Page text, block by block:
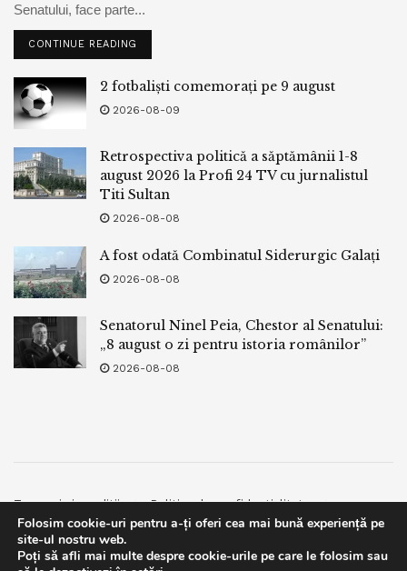
Senatului, face parte...
CONTINUE READING
2 fotbaliști comemorați pe 9 august
2026-08-09
Retrospectiva politică a săptămânii 1-8
august 2026 la Profi 24 TV cu jurnalistul
Titi Sultan
2026-08-08
A fost odată Combinatul Siderurgic Galați
2026-08-08
Senatorul Ninel Peia, Chestor al Senatului:
„8 august o zi pentru istoria românilor”
2026-08-08
Termeni si conditii
Politica de confidentialitate
Facebook
Contact
© 2019bpnews- Business & Politics Newsbpnews.
Folosim cookie-uri pentru a-ți oferi cea mai bună experiență pe
site-ul nostru web.
Poți să afli mai multe despre cookie-urile pe care le folosim sau